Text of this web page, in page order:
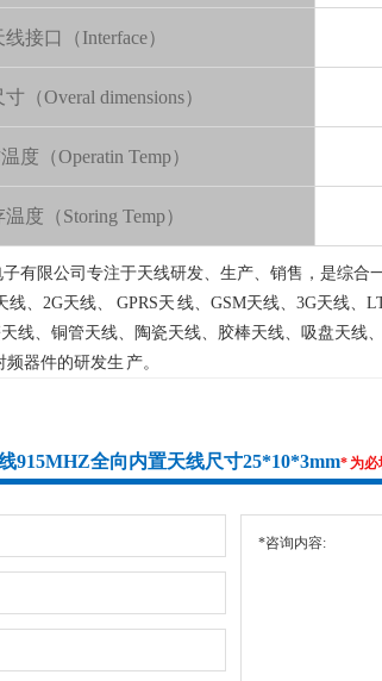
线接口（Interface）
（Overal dimensions）
度（Operatin Temp）
度（Storing Temp）
有限公司专注于天线研发、生产、销售，是综合
线、2G天线、 GPRS天 线、GSM天线、3G天线
线、铜管天线、陶瓷天线、胶棒天线、吸盘天
器件的研发生 产。
915MHZ全向内置天线尺寸25*10*3mm* 为必